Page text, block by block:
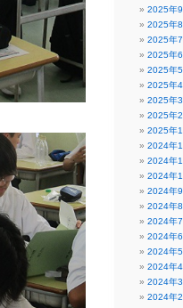
2025年9
2025年8
2025年7
2025年6
2025年5
2025年4
2025年3
2025年2
2025年1
2024年
2024年
2024年
2024年9
2024年8
2024年7
2024年6
2024年5
2024年4
2024年3
2024年2